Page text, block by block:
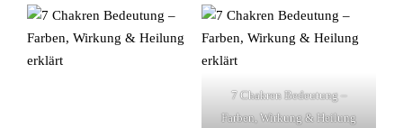
7 Chakren Bedeutung –
Farben, Wirkung & Heilung